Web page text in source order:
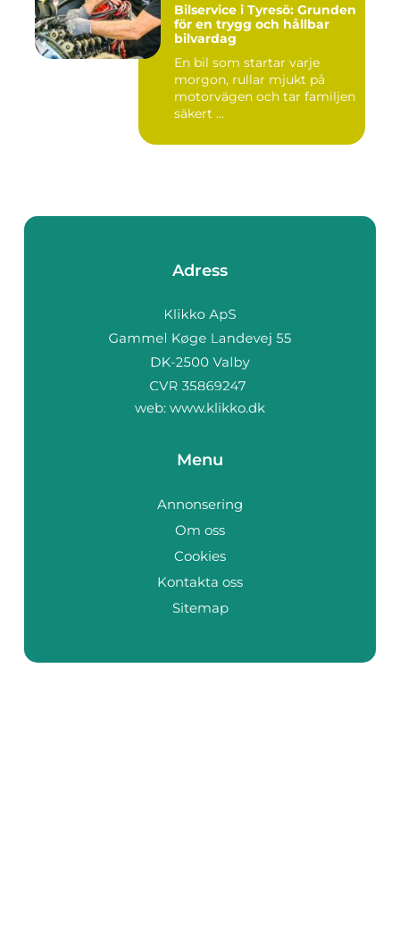
Bilservice i Tyresö: Grunden
för en trygg och hållbar
bilvardag
En bil som startar varje
morgon, rullar mjukt på
motorvägen och tar familjen
säkert ...
Adress
web: www.klikko.dk
Menu
Annonsering
Om oss
Cookies
Kontakta oss
Sitemap